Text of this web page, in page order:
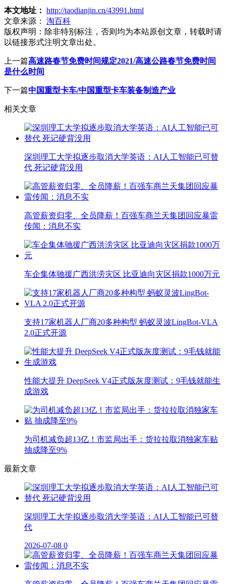
本文地址： http://taodianjin.cn/43991.html
文章来源：
淘百科
版权声明： 除非特别标注，否则均为本站原创文章，转载时请
以链接形式注明文章出处。
上一篇高速路春节免费时间规定2021/高速公路春节免费时间
是什么时间
下一篇中国重型卡车/中国重型卡车装备制造产业
相关文章
深圳理工大学拟逐步取消大学英语：AI人工智能已可替
代 死记硬背没用
高管薪资归零、全员降薪！百强车商兰天集团回应暴雷
传闻：消息不实
车企集体驰援广西洪涝灾区 比亚迪向灾区捐款1000万元
支持17家机器人厂商20多种构型 蚂蚁灵波LingBot-VLA
2.0正式开源
性能大提升 DeepSeek V4正式版灰度测试：9毛钱就能生
成游戏
为司机减负超13亿！市监局出手：货拉拉取消独家车贴
抽成降至9%
最新文章
深圳理工大学拟逐步取消大学英语：AI人工智能已可替
代
2026-07-08 0